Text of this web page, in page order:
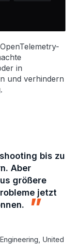
in
und verhindern
bis zu
Aber
größere
jetzt
United